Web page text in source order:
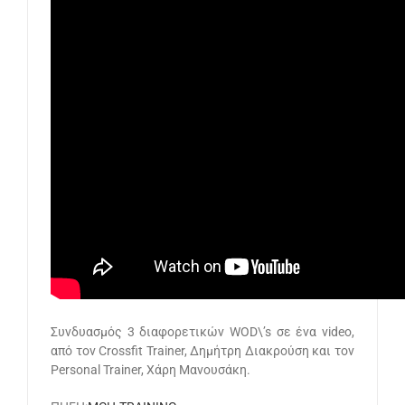
Συνδυασμός 3 διαφορετικών WOD\’s σε ένα video,
από τον Crossfit Trainer, Δημήτρη Διακρούση και τον
Personal Trainer, Χάρη Μανουσάκη.